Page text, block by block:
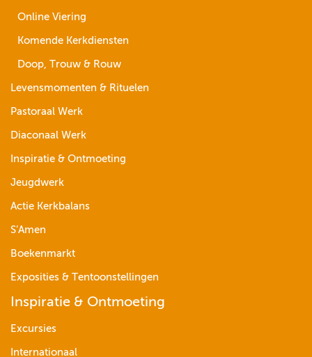
Online Viering
Komende Kerkdiensten
Doop, Trouw & Rouw
Levensmomenten & Rituelen
Pastoraal Werk
Diaconaal Werk
Inspiratie & Ontmoeting
Jeugdwerk
Actie Kerkbalans
S’Amen
Boekenmarkt
Exposities & Tentoonstellingen
Inspiratie & Ontmoeting
Excursies
Internationaal